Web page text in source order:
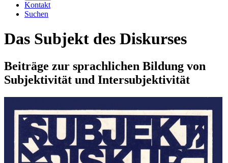
Kontakt
Suchen
Das Subjekt des Diskurses
Beiträge zur sprachlichen Bildung von
Subjektivität und Intersubjektivität